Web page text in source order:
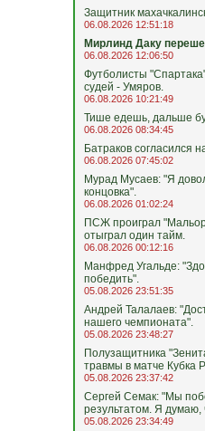
Защитник
06.08.2026 12:51:18
Мирлинд Даку
06.08.2026 12:06:50
Футболисты
судей - Умяров.
06.08.2026 10:21:49
Тише едешь, дальше
06.08.2026 08:34:45
Батраков согласился
06.08.2026 07:45:02
Мурад Мусаев: "Я
концовка".
06.08.2026 01:02:24
ПСЖ проиграл
отыграл один тайм.
06.08.2026 00:12:16
Манфред Угальде:
победить".
05.08.2026 23:51:35
Андрей Талалаев:
нашего чемпионата".
05.08.2026 23:48:27
Полузащитника
травмы в матче Кубка
05.08.2026 23:37:42
Сергей Семак: "Мы
результатом. Я думаю,
05.08.2026 23:34:49